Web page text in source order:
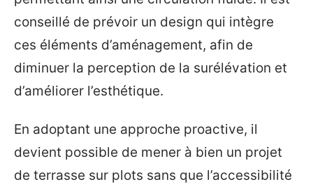
conseillé de prévoir un design qui intègre
ces éléments d’aménagement, afin de
diminuer la perception de la surélévation et
d’améliorer l’esthétique.
En adoptant une approche proactive, il
devient possible de mener à bien un projet
de terrasse sur plots sans que l’accessibilité